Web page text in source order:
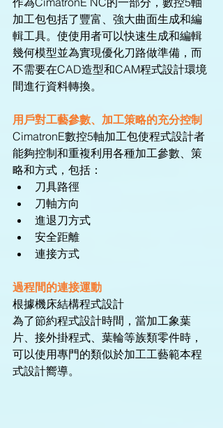
加工包包括了豐富、強大曲面生成和編
輯工具。使使用者可以快速生成和編輯
幾何模型並為實現優化刀路做準備，而
不需要在CAD造型和CAM程式設計環境
間進行資料轉換。
用戶對工藝參數、加工策略的充分控制
CimatronE數控5軸加工包使程式設計者
能夠控制和重複利用各種加工參數、策
略和方式，包括：
刀具路徑
刀軸方向
進退刀方式
安全距離
連接方式
過程間的連接運動
根據機床結構程式設計
為了節約程式設計時間，當加工象葉
片、接外掛程式、葉輪等族類零件時，
可以使用專門的類似於加工工藝範本程
式設計嚮導。